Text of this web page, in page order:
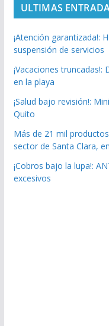
ULTIMAS
¡Atención garantizada!:
suspensión de servicios
¡Vacaciones
en la playa
¡Salud bajo revisión!:
Quito
Más de 21 mil
sector de Santa Clara,
¡Cobros bajo la lupa!:
excesivos